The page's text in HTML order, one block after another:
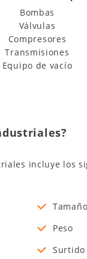
Bombas
Válvulas
Compresores
Transmisiones
Equipo de vacío
incluye los
Peso
Surtido